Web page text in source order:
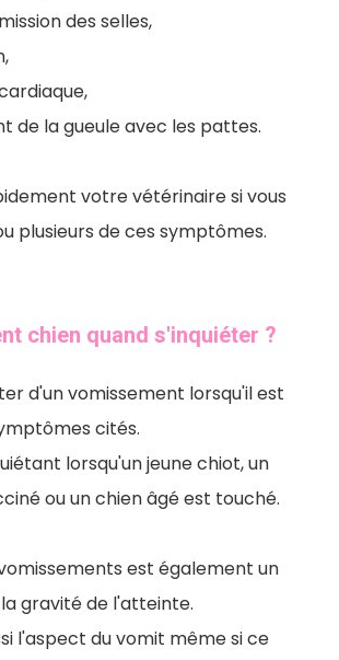
des selles,
de la gueule avec les pattes.
votre vétérinaire si vous
plusieurs de ces symptômes.
chien quand s'inquiéter ?
d'un vomissement lorsqu'il est
cités.
lorsqu'un jeune chiot, un
ou un chien âgé est touché.
est également un
gravité de l'atteinte.
l'aspect du vomit même si ce